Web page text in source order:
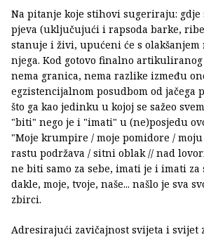
Na pitanje koje stihovi sugeriraju: gdje
pjeva (uključujući i rapsoda barke,
stanuje i živi, upućeni će s
njega. Kod gotovo finalno
nema granica, nema razlike između
egzistencijalnom posudbom od jačega
što ga kao jedinku u kojoj se sažeo
"biti" nego je i "imati" u (ne)posjedu
"Moje krumpire / moje pomidore /
rastu podržava / sitni oblak // nad
ne biti samo za sebe, imati je i imati za
dakle, moje, tvoje, naše... našlo je sva
zbirci.
Adresirajući zavičajnost svijeta i svijet